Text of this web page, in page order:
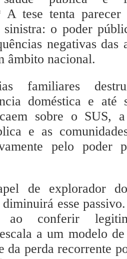
A tese tenta
sinistra: o poder
negativas das
âmbito nacional.
familiares
doméstica e até
sobre o SUS,
e as
pelo poder
de explorador
esse
conferir
a um modelo
da perda recorrente